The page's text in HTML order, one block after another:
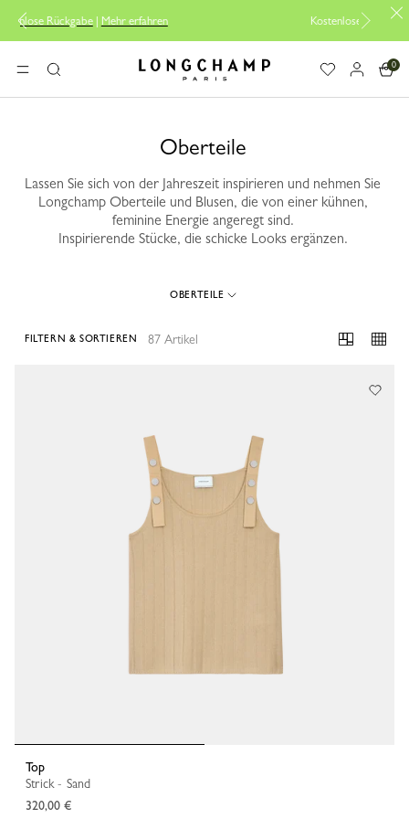
Kostenlose Reparatur | Zum Reparaturservice
MENÜSuche Longchamp - Home
0
Oberteile
Lassen Sie sich von der Jahreszeit inspirieren und nehmen Sie
Longchamp Oberteile und Blusen, die von einer kühnen,
feminine Energie angeregt sind.
Inspirierende Stücke, die schicke Looks ergänzen.
OBERTEILE
87 Artikel
FILTERN & SORTIEREN
Top
Strick - Sand
320,00 €